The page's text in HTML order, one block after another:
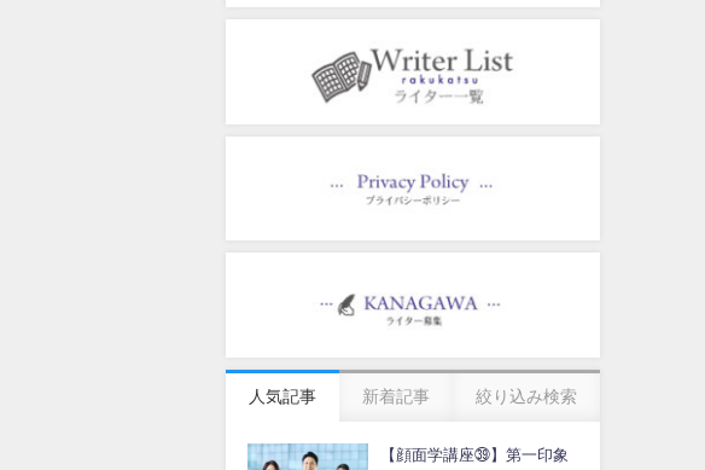
人気記事 新着記事 絞り込み検索
【顔面学講座㊴】第一印象